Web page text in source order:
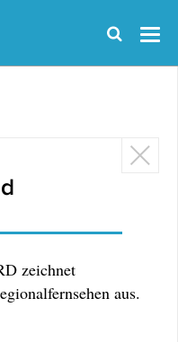
zeichnet
aus.